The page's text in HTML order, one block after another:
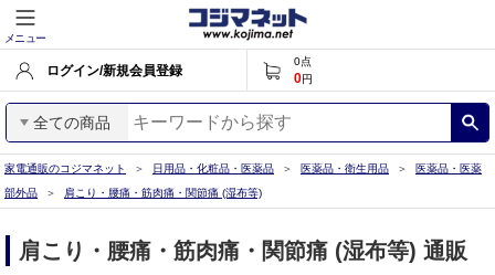
メニュー
ログイン/新規会員登録
0点
0円
全ての商品
家電通販のコジマネット 日用品・化粧品・医薬品 医薬品・衛生用品
医薬品・医薬
部外品
肩こり・腰痛・筋肉痛・関節痛 (湿布等)
肩こり・腰痛・筋肉痛・関節痛 (湿布等) 通販